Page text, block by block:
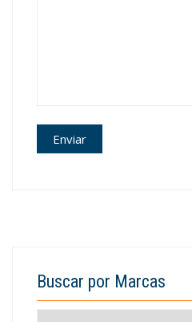
Buscar por Marcas